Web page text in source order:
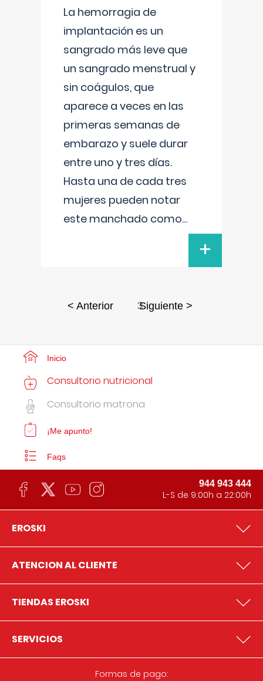
La hemorragia de
implantación es un
sangrado más leve que
un sangrado menstrual y
sin coágulos, que
aparece a veces en las
primeras semanas de
embarazo y suele durar
entre uno y tres días.
Hasta una de cada tres
mujeres pueden notar
este manchado como...
+
< Anterior 3Siguiente >
Inicio
Consultorio nutricional
Consultorio matrona
¡Me apunto!
Faqs
944 943 444
L-S de 9:00h a 22:00h
EROSKI
ATENCION AL CLIENTE
TIENDAS EROSKI
SERVICIOS
Formas de pago: